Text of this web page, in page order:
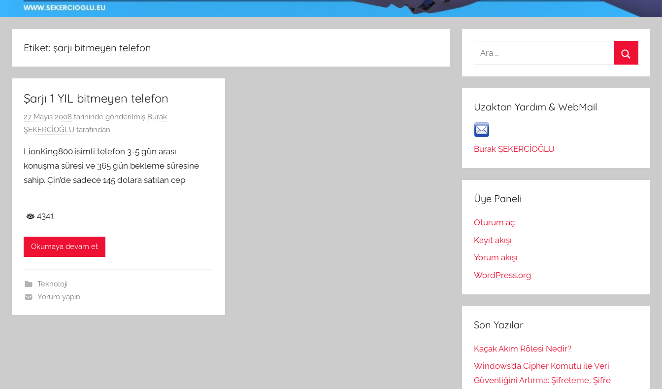
Etiket: şarjı bitmeyen telefon
Şarjı 1 YIL bitmeyen telefon
27 Mayıs 2008 tarihinde gönderilmiş Burak
ŞEKERCİOĞLU tarafından
LionKing800 isimli telefon 3-5 gün arası
konuşma süresi ve 365 gün bekleme süresine
sahip. Çin’de sadece 145 dolara satılan cep
4341
Okumaya devam et
Teknoloji
Yorum yapın
Arama:
Uzaktan Yardım & WebMail
Burak ŞEKERCİOĞLU
Üye Paneli
Oturum aç
Kayıt akışı
Yorum akışı
WordPress.org
Son Yazılar
Kaçak Akım Rölesi Nedir?
Windows’da Cipher Komutu ile Veri
Güvenliğini Artırma: Şifreleme, Şifre